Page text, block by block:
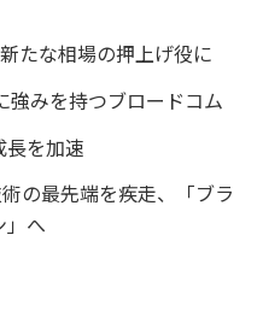
たな相場の押上げ役に
強みを持つブロードコム
長を加速
の最先端を疾走、「ブラ
」へ